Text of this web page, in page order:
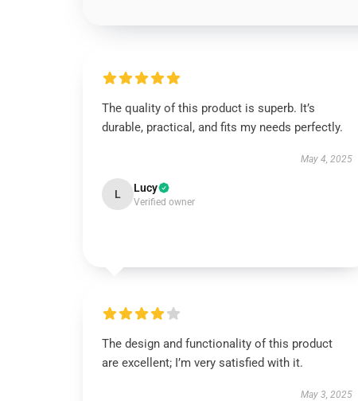
The quality of this product is superb. It’s
durable, practical, and fits my needs perfectly.
May 4, 2025
L Lucy
Verified owner
The design and functionality of this product
are excellent; I’m very satisfied with it.
May 3, 2025